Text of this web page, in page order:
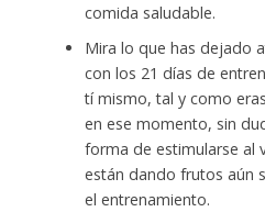
comida saludable.
Mira lo que has dejado
con los 21 días de
tí mismo, tal y como
en ese momento, sin
forma de estimularse al
están dando frutos aún
el entrenamiento.